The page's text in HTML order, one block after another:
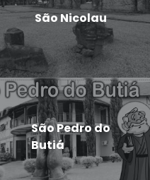
São Nicolau
São Pedro do
Butiá